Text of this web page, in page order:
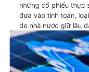
những cổ phiếu thực
đưa vào tính toán,
do nhà nước giữ lâu